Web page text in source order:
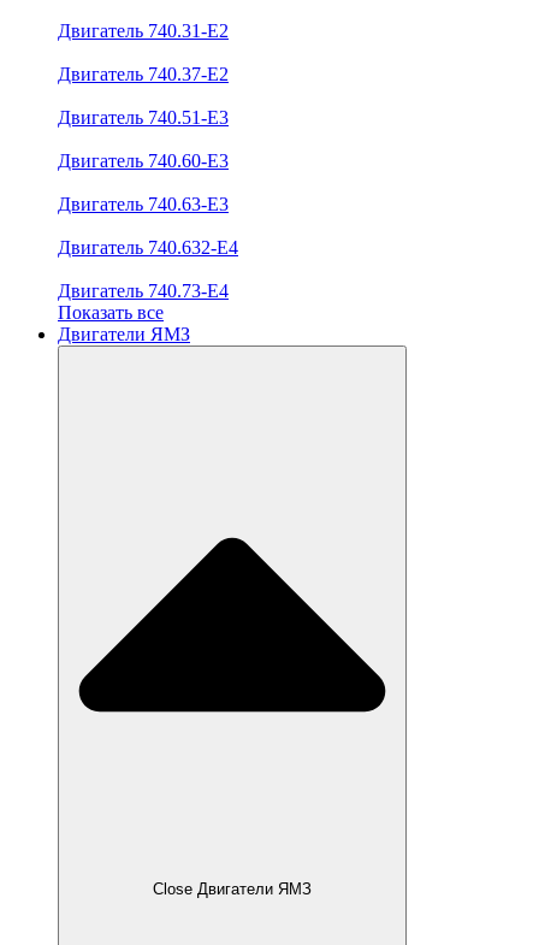
Двигатель 740.31-E2
Двигатель 740.37-E2
Двигатель 740.51-E3
Двигатель 740.60-E3
Двигатель 740.63-E3
Двигатель 740.632-E4
Двигатель 740.73-E4
Показать все
Двигатели ЯМЗ
Close Двигатели ЯМЗ